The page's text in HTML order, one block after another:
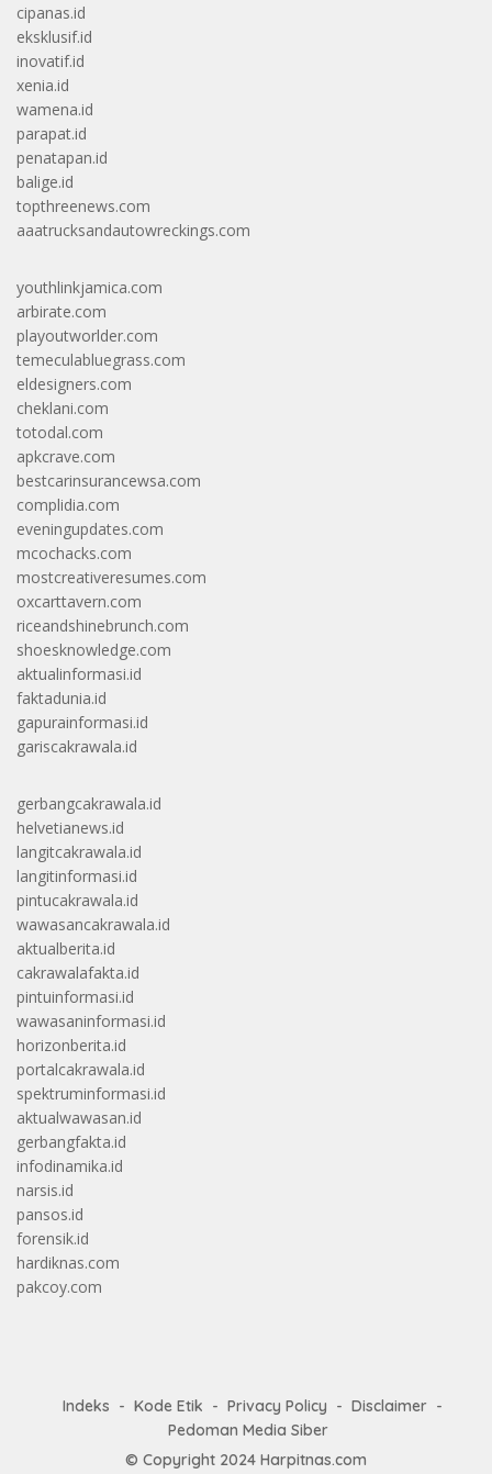
cipanas.id
eksklusif.id
inovatif.id
xenia.id
wamena.id
parapat.id
penatapan.id
balige.id
topthreenews.com
aaatrucksandautowreckings.com
youthlinkjamica.com
arbirate.com
playoutworlder.com
temeculabluegrass.com
eldesigners.com
cheklani.com
totodal.com
apkcrave.com
bestcarinsurancewsa.com
complidia.com
eveningupdates.com
mcochacks.com
mostcreativeresumes.com
oxcarttavern.com
riceandshinebrunch.com
shoesknowledge.com
aktualinformasi.id
faktadunia.id
gapurainformasi.id
gariscakrawala.id
gerbangcakrawala.id
helvetianews.id
langitcakrawala.id
langitinformasi.id
pintucakrawala.id
wawasancakrawala.id
aktualberita.id
cakrawalafakta.id
pintuinformasi.id
wawasaninformasi.id
horizonberita.id
portalcakrawala.id
spektruminformasi.id
aktualwawasan.id
gerbangfakta.id
infodinamika.id
narsis.id
pansos.id
forensik.id
hardiknas.com
pakcoy.com
Indeks Kode Etik Privacy Policy
Disclaimer
Pedoman Media Siber
© Copyright 2024 Harpitnas.com